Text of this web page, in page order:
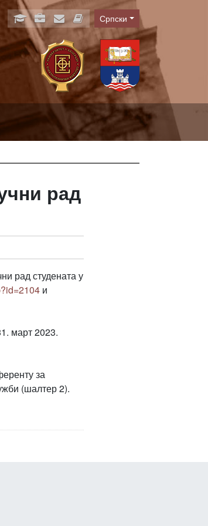
Language
Српски
рад
рад студената у
и
март 2023.
за
(шалтер 2).